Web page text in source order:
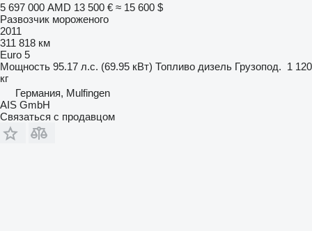
5 697 000 AMD 13 500 € ≈ 15 600 $
Развозчик мороженого
2011
311 818 км
Euro 5
Мощность 95.17 л.с. (69.95 кВт) Топливо дизель Грузопод. 1 120
кг
Германия, Mulfingen
AIS GmbH
Связаться с продавцом